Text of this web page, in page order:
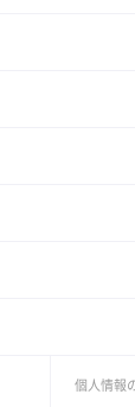
個人情報